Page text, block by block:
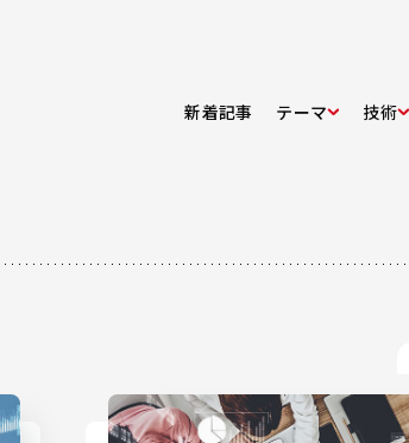
新着記事 テーマ 技術